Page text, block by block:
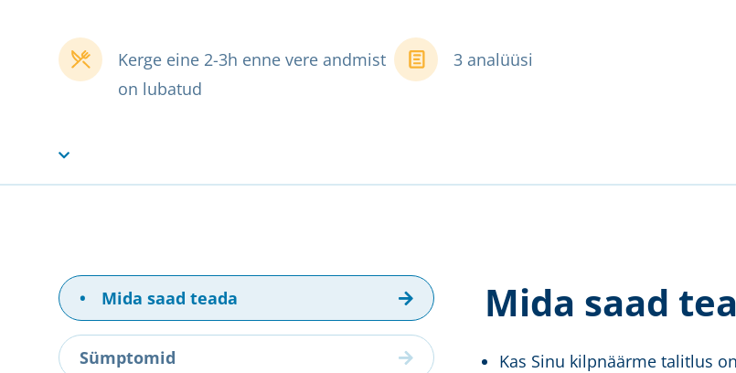
Kerge eine 2-3h enne vere andmist
on lubatud
3 analüüsi
• Mida saad teada
Sümptomid
Mida saad
Kas Sinu kilpnäärme talitlus